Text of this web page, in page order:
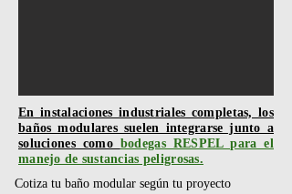
En instalaciones industriales completas, los
baños modulares suelen integrarse junto a
soluciones como bodegas RESPEL para el
manejo de sustancias peligrosas.
Cotiza tu baño modular según tu proyecto